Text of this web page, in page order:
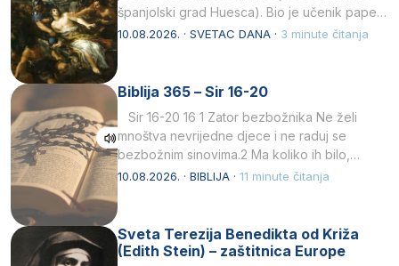
španjolski grad Huesca). Bio je učenik pape…
10.08.2026. · SVETAC DANA · 3 minute čitanja
Biblija 365 – Sir 16-20
Sir 16-20 16 1 Zator bezbožnika Ne želi
mnoštva nevrijedne djece i ne raduj se
bezbožnim sinovima.2 Ma koliko ih bilo,…
10.08.2026. · BIBLIJA · 11 minute čitanja
Sveta Terezija Benedikta od Križa
(Edith Stein) – zaštitnica Europe